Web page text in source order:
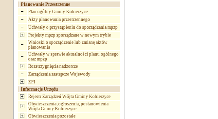
Planowanie Przestrzenne
Plan ogólny Gminy Kobierzyce
Akty planowania przestrzennego
Uchwały o przystąpieniu do sporządzania mpzp
Projekty mpzp sporządzane w nowym trybie
Wnioski o sporządzenie lub zmianę aktów
planowania
Uchwały w sprawie aktualności planu ogólnego
oraz mpzp
Rozstrzygnięcia nadzorcze
Zarządzenia zastępcze Wojewody
ZPI
Informacje Urzędu
Rejestr Zarządzeń Wójta Gminy Kobierzyce
Obwieszczenia, ogłoszenia, postanowienia
Wójta Gminy Kobierzyce
Obwieszczenia pozostałe